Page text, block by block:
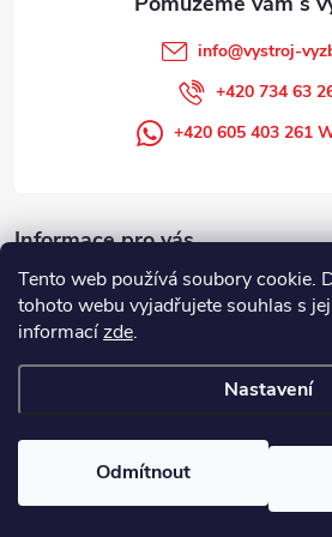
Tento web používá soubory cookie.
tohoto webu vyjadřujete souhlas s
informacízde.
Nastavení
Odmítnout
Informace pro vás
info@vystroj-
+420 734 63
+420 605 403 261
Copyright 2026
. Všechna